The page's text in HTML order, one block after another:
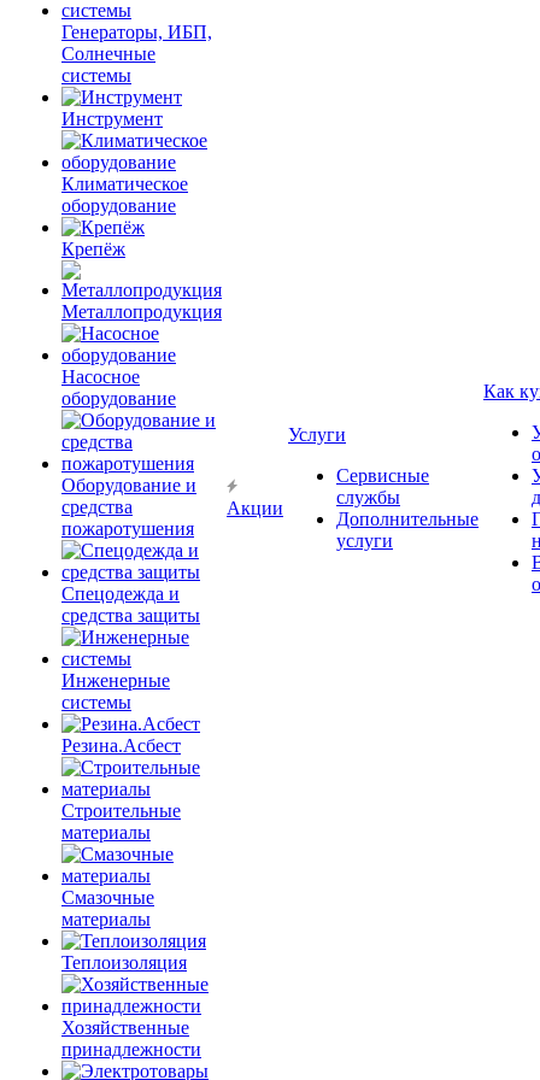
Генераторы, ИБП,
Солнечные
системы
Инструмент
Климатическое
оборудование
Крепёж
Металлопродукция
Насосное
оборудование
Оборудование и
средства
пожаротушения
Спецодежда и
средства защиты
Инженерные
системы
Резина.Асбест
Строительные
материалы
Смазочные
материалы
Теплоизоляция
Хозяйственные
принадлежности
Акции
Услуги
Сервисные
службы
Дополнительные
услуги
Как